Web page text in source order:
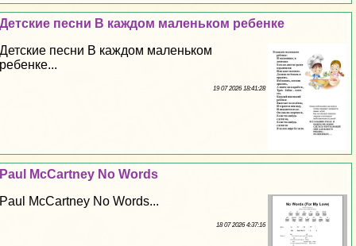
Детские песни В каждом маленьком ребенке
Детские песни В каждом маленьком
ребенке...
19 07 2026 18:41:28
Paul McCartney No Words
Paul McCartney No Words...
18 07 2026 4:37:16